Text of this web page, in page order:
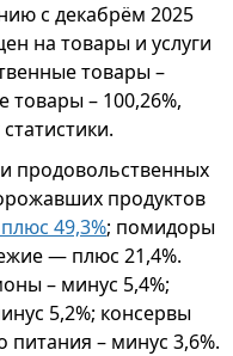
с декабрём 2025
на товары и услуги
товары –
товары – 100,26%,
продовольственных
продуктов
49,3%; помидоры
— плюс 21,4%.
– минус 5,4%;
5,2%; консервы
питания – минус 3,6%.